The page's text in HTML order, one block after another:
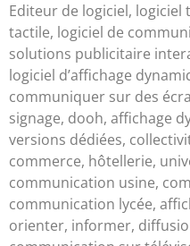
Editeur de logiciel, logiciel
tactile, logiciel de
solutions publicitaire
logiciel d’affichage
communiquer sur des
signage, dooh, affichage
versions dédiées,
commerce, hôtellerie,
communication usine,
communication lycée,
orienter, informer,